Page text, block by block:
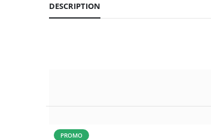
DESCRIPTION
PROMO